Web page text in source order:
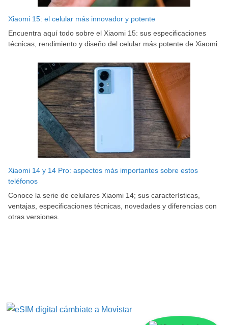
Xiaomi 15: el celular más innovador y potente
Encuentra aquí todo sobre el Xiaomi 15: sus especificaciones
técnicas, rendimiento y diseño del celular más potente de Xiaomi.
Xiaomi 14 y 14 Pro: aspectos más importantes sobre estos
teléfonos
Conoce la serie de celulares Xiaomi 14; sus características,
ventajas, especificaciones técnicas, novedades y diferencias con
otras versiones.